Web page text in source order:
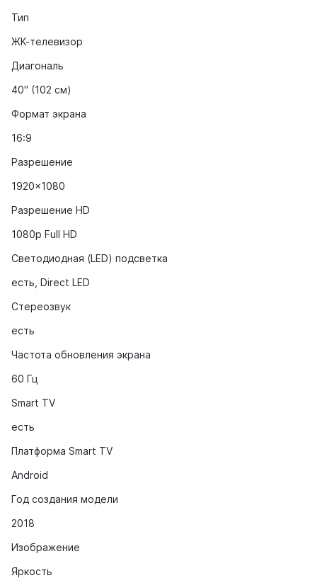
Тип
ЖК-телевизор
Диагональ
40" (102 см)
Формат экрана
16:9
Разрешение
1920x1080
Разрешение HD
1080p Full HD
Светодиодная (LED) подсветка
есть, Direct LED
Стереозвук
есть
Частота обновления экрана
60 Гц
Smart TV
есть
Платформа Smart TV
Android
Год создания модели
2018
Изображение
Яркость